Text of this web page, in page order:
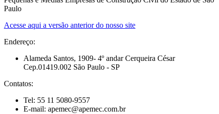
Paulo
Acesse aqui a versão anterior do nosso site
Endereço:
Alameda Santos, 1909- 4º andar Cerqueira César
Cep.01419.002 São Paulo - SP
Contatos:
Tel: 55 11 5080-9557
E-mail: apemec@apemec.com.br